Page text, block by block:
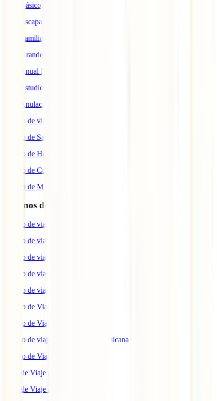
IATI Básico
IATI Escapadas
IATI Familia
IATI Grandes Viajeros
IATI Anual Multiviaje
IATI Estudios
IATI Anulación Premium
Seguro de viaje COVID
Seguro de Salud
Seguro de Hogar
Seguro de Coche
Seguro de Moto
Destinos de interés
Seguro de viaje a EEUU
Seguro de viaje a Indonesia
Seguro de viaje a Marruecos
Seguro de viaje a Reino Unido
Seguro de viaje a México
Seguro de Viaje a Tailandia
Seguro de Viaje a China
Seguro de viaje a República Dominicana
Seguro de Viaje a Colombia
Guía de Viaje a Estados Unidos
Guía de Viaje a México